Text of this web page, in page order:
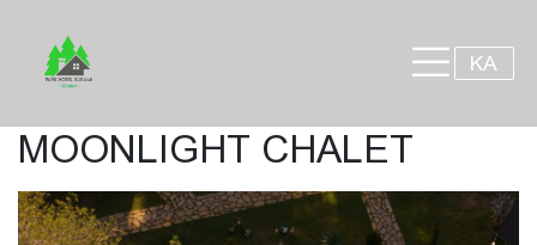
×KA
MOONLIGHT CHALET